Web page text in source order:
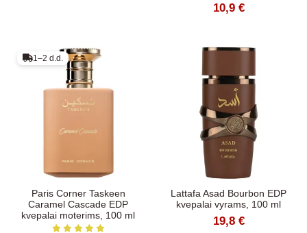
10,9 €
1–2 d.d.
Paris Corner Taskeen
Caramel Cascade EDP
kvepalai moterims, 100 ml
Lattafa Asad Bourbon EDP
kvepalai vyrams, 100 ml
19,8 €